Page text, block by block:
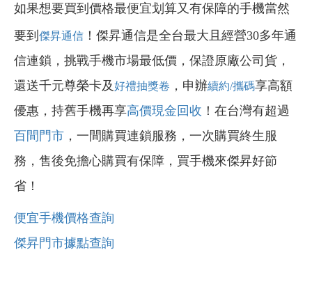
如果想要買到價格最便宜划算又有保障的手機當然
要到 傑昇通信 ！傑昇通信是全台最大且經營30多年通
信連鎖，挑戰手機市場最低價，保證原廠公司貨，
還送千元尊榮卡及好禮抽獎卷 ，申辦續約/攜碼享高額
優惠，持舊手機再享高價現金回收 ！在台灣有超過
百間門市 ，一間購買連鎖服務，一次購買終生服
務，售後免擔心購買有保障，買手機來傑昇好節
省！
便宜手機價格查詢
傑昇門市據點查詢